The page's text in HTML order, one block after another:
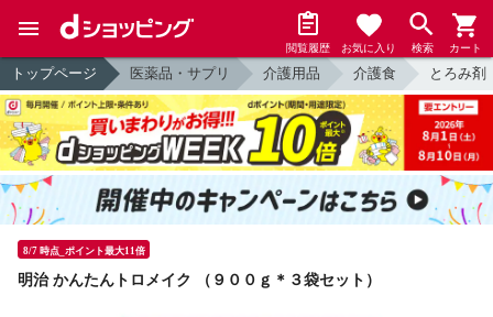
閲覧履歴 お気に入り 検索 カート
トップページ 医薬品・サプリ 介護用品 介護食 とろみ剤
8/7 時点_ポイント最大11倍
明治 かんたんトロメイク （９００ｇ＊３袋セット）